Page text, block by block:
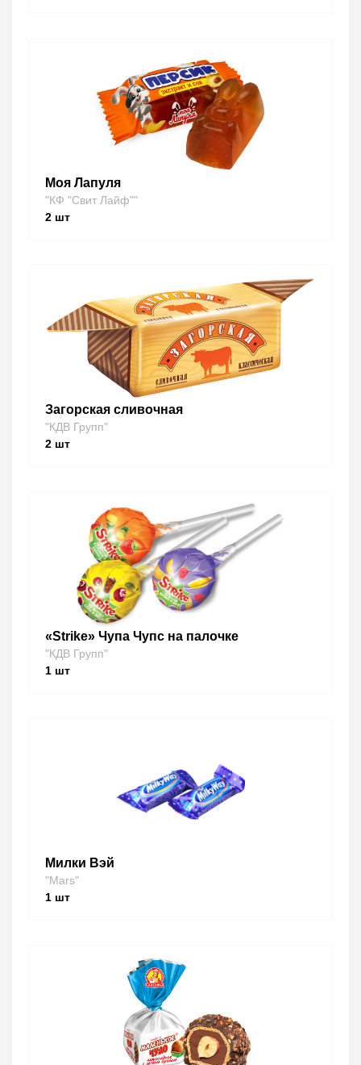
Моя Лапуля
"КФ "Свит Лайф""
2 шт
Загорская сливочная
"КДВ Групп"
2 шт
«Strike» Чупа Чупс на палочке
"КДВ Групп"
1 шт
Милки Вэй
"Mars"
1 шт